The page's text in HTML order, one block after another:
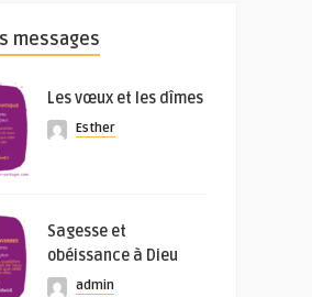
messages
Les vœux et les dîmes
Esther
Sagesse et
obéissance à Dieu
admin